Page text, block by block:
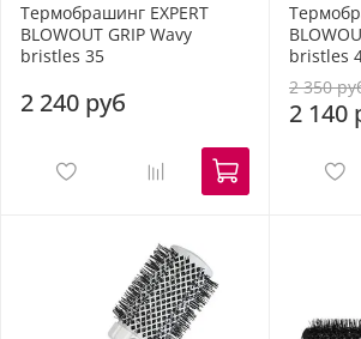
Термобрашинг EXPERT
BLOWOUT GRIP Wavy
bristles 35
2 240 руб
bristles
2 350
2 140